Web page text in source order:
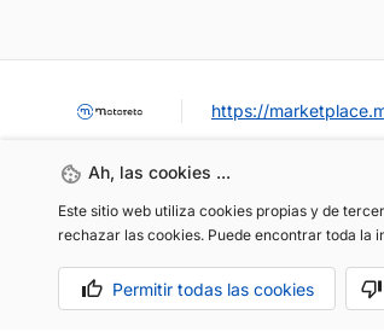
Ah, las cookies ...
Este sitio web utiliza cookies propias y de
rechazar las cookies. Puede encontrar toda la
Permitir todas las cookies
https://